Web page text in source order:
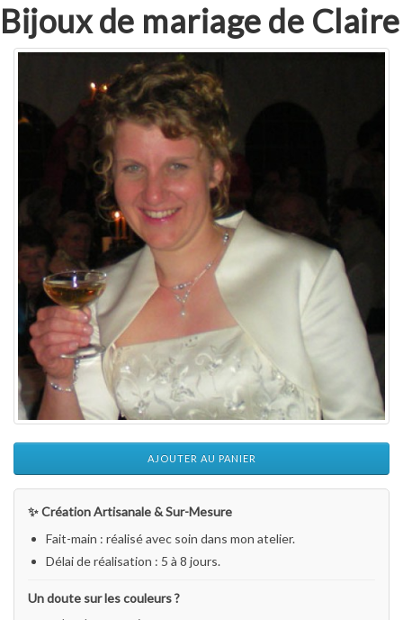
Bijoux de mariage de Claire
AJOUTER AU PANIER
✨ Création Artisanale & Sur-Mesure
Fait-main : réalisé avec soin dans mon atelier.
Délai de réalisation : 5 à 8 jours.
Un doute sur les couleurs ?